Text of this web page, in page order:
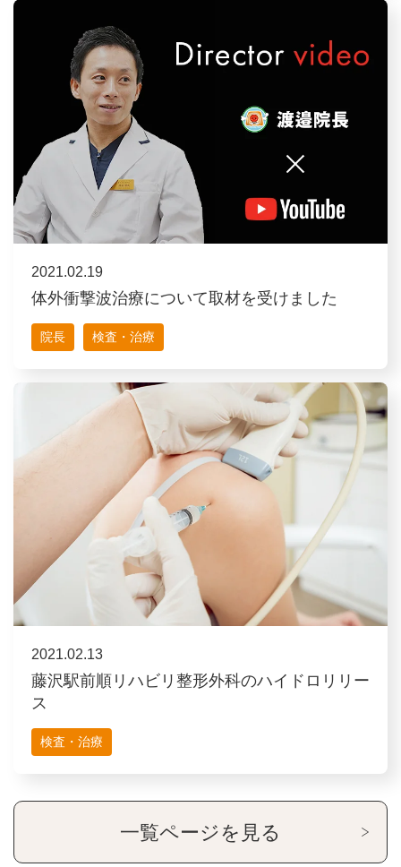
2021.02.19
体外衝撃波治療について取材を受けました
院長 検査・治療
2021.02.13
藤沢駅前順リハビリ整形外科のハイドロリリー
ス
検査・治療
一覧ページを見る